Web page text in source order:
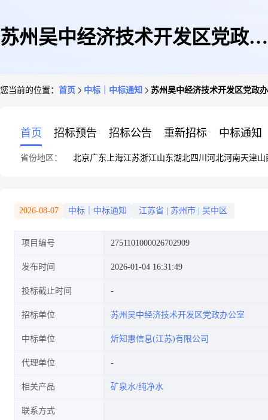
苏州吴中经济技术开发区党政办
您当前的位置： 首页 中标｜中标通知 苏州吴中经济技术开发区党政
首页 招标预告 招标公告 重新招标 中标通知
省份地区： 北京广东 上海江苏浙江山东湖北四川 河北河南天津山
2026-08-07 中标｜中标通知 江苏省 苏州市 吴中区
项目编号 2751101000026702909
发布时间 2026-01-04 16:31:49
投标截止时间
招标单位 苏州吴中经济技术开发区党政办公室
中标单位 炘知惠信息(江苏)有限公司
代理单位
相关产品 矿泉水/纯净水
联系方式